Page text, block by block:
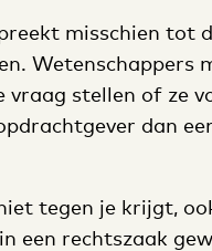
misschien tot
Wetenschappers
stellen of ze
dan
tegen je krijgt,
een rechtszaak